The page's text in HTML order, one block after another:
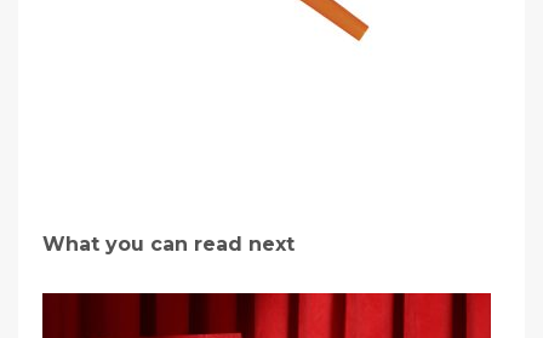
What you can read next